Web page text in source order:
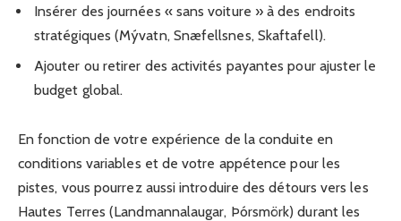
Insérer des journées « sans voiture » à des endroits
stratégiques (Mývatn, Snæfellsnes, Skaftafell).
Ajouter ou retirer des activités payantes pour ajuster le
budget global.
En fonction de votre expérience de la conduite en
conditions variables et de votre appétence pour les
pistes, vous pourrez aussi introduire des détours vers les
Hautes Terres (Landmannalaugar, Þórsmörk) durant les